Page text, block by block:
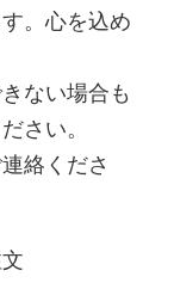
。心を込め
ない場合も
さい。
絡くださ